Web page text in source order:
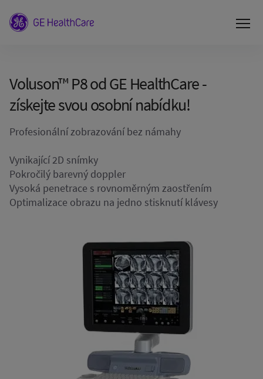
Voluson™ P8 od GE HealthCare -
získejte svou osobní nabídku!
Profesionální zobrazování bez námahy
Vynikající 2D snímky
Pokročilý barevný doppler
Vysoká penetrace s rovnoměrným zaostřením
Optimalizace obrazu na jedno stisknutí klávesy